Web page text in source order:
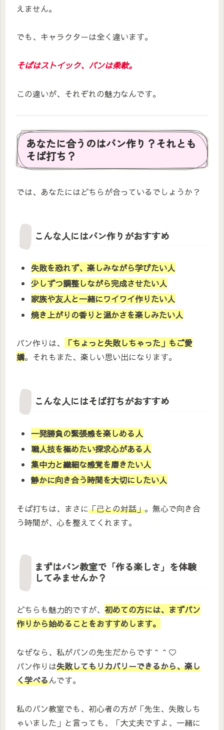
えません。
でも、キャラクターは全く違います。
そばはストイック、パンは柔軟。
この違いが、それぞれの魅力なんです。
あなたに合うのはパン作り？それとも
そば打ち？
では、あなたにはどちらが合っているでしょうか？
こんな人にはパン作りがおすすめ
失敗を恐れず、楽しみながら学びたい人
少しずつ調整しながら完成させたい人
家族や友人と一緒にワイワイ作りたい人
焼き上がりの香りと温かさを楽しみたい人
パン作りは、
「ちょっと失敗しちゃった」もご愛
嬌。それもまた、楽しい思い出になります。
こんな人にはそば打ちがおすすめ
一発勝負の緊張感を楽しめる人
職人技を極めたい探求心がある人
集中力と繊細な感覚を磨きたい人
静かに向き合う時間を大切にしたい人
そば打ちは、まさに「己との対話」。無心で向き合
う時間が、心を整えてくれます。
まずはパン教室で「作る楽しさ」を体験
してみませんか？
どちらも魅力的ですが、 初めての方には、まずパン
作りから始めることをおすすめします。
なぜなら、私がパンの先生だからです＾＾♡
パン作りは失敗してもリカバリーできるから、楽し
く学べるんです。
私のパン教室でも、初心者の方が「先生、失敗しち
ゃいました」と言っても、「大丈夫ですよ、一緒に